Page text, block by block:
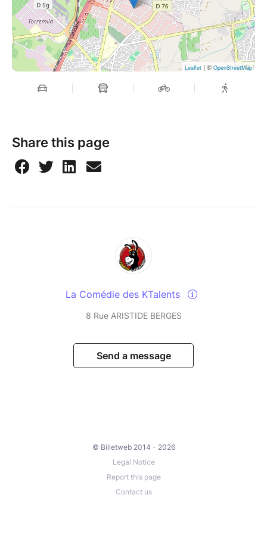
Leaflet | © OpenStreetMap
Share this page
La Comédie des KTalents
8 Rue ARISTIDE BERGES
Send a message
© Billetweb 2014 - 2026
Legal Notice
Report this page
Contact us